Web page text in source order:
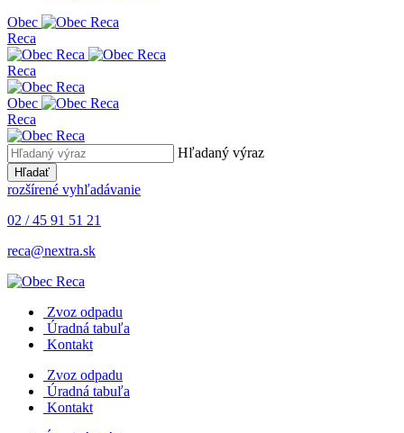
Obec
Reca
Reca
Obec
Reca
Hľadaný výraz
Hľadať
rozšírené vyhľadávanie
02 / 45 91 51 21
reca@nextra.sk
Zvoz odpadu
Úradná tabuľa
Kontakt
Zvoz odpadu
Úradná tabuľa
Kontakt